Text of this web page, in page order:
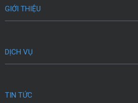
GIỚI THIỆU
DỊCH VỤ
TIN TỨC